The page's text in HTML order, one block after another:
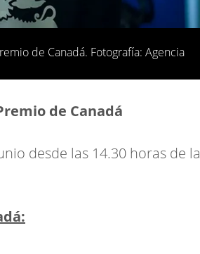
de Canadá. Fotografía: Agencia
de Canadá
desde las 14.30 horas de la